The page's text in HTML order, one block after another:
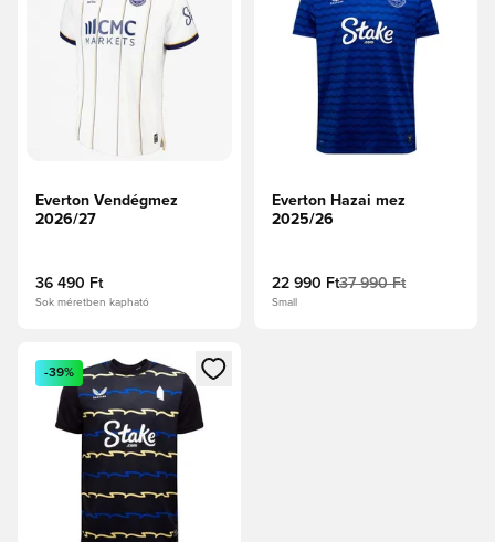
Everton Vendégmez
2026/27
36 490 Ft
Sok méretben kapható
Everton Hazai mez
2025/26
22 990 Ft37 990 Ft
Small
Megnyit egy modált a bejelentkezéshez vagy a tagként
-39%